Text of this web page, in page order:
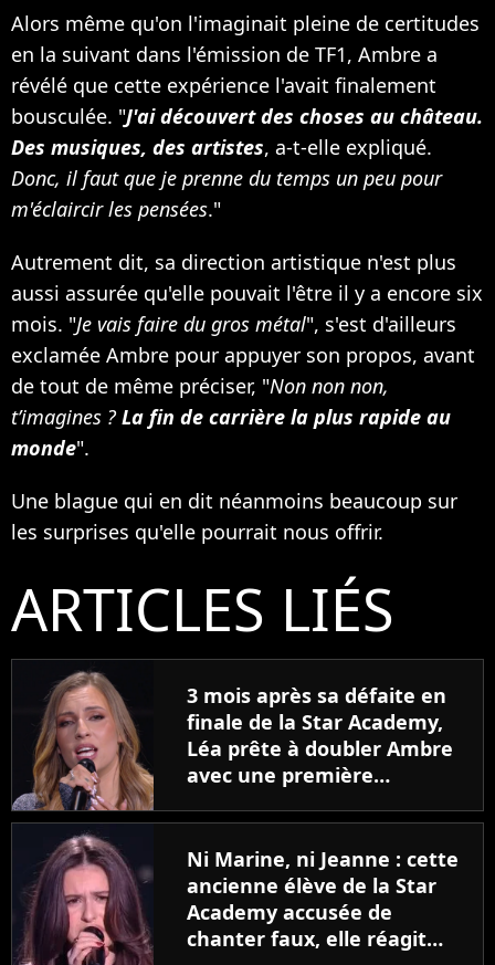
Alors même qu'on l'imaginait pleine de certitudes
en la suivant dans l'émission de TF1, Ambre a
révélé que cette expérience l'avait finalement
bousculée. "J'ai découvert des choses au château.
Des musiques, des artistes, a-t-elle expliqué.
Donc, il faut que je prenne du temps un peu pour
m'éclaircir les pensées."
Autrement dit, sa direction artistique n'est plus
aussi assurée qu'elle pouvait l'être il y a encore six
mois. "Je vais faire du gros métal", s'est d'ailleurs
exclamée Ambre pour appuyer son propos, avant
de tout de même préciser, "Non non non,
t’imagines ?La fin de carrière la plus rapide au
monde".
Une blague qui en dit néanmoins beaucoup sur
les surprises qu'elle pourrait nous offrir.
ARTICLES LIÉS
3 mois après sa défaite en
finale de la Star Academy,
Léa prête à doubler Ambre
avec une première
Ni Marine, ni Jeanne : cette
ancienne élève de la Star
Academy accusée de
chanter faux, elle réagit